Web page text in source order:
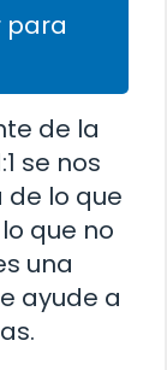
para
de la
se nos
de lo que
que no
una
ayude a